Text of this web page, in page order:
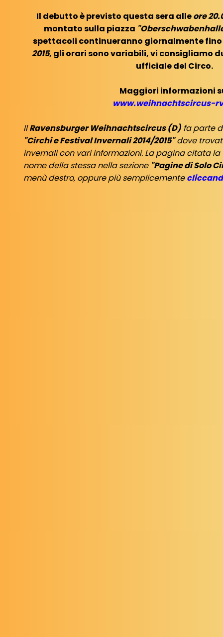
Il debutto è previsto questa sera alleore
montato sulla piazza
spettacoli continueranno giornalmente
2015, gli orari sono variabili, vi consigliamo
ufficiale del Circo.
Maggiori informazioni
www.weihnachtscircus-
IlRavensburger Weihnachtscircus (D) fa parte
"Circhi e Festival Invernali 2014/2015"dove
invernali con vari informazioni. La pagina citata
nome della stessa nella sezione "Pagine di Solo
menù destro, oppure più semplicemente